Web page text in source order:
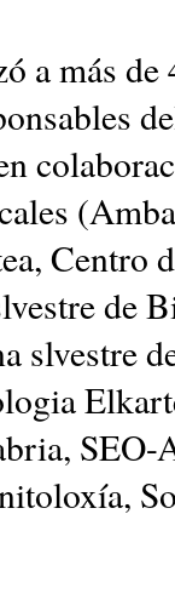
a más
Centro
de
slvestre
SEO-